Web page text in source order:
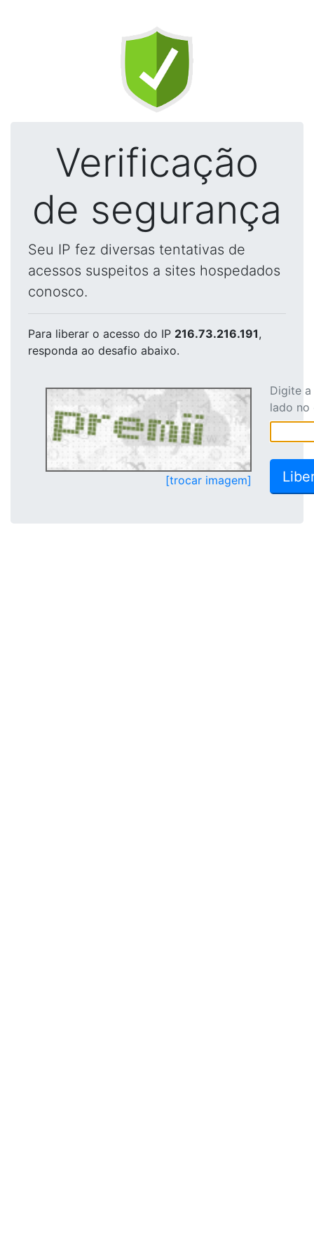
Verificação
de segurança
Seu IP fez diversas tentativas de
acessos suspeitos a sites hospedados
conosco.
Para liberar o acesso do IP 216.73.216.191,
responda ao desafio abaixo.
[trocar imagem]
Digite
lado no